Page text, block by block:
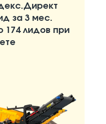
за 3 мес.
174 лидов при